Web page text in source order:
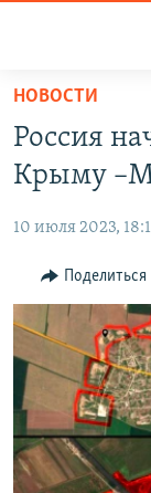
Вернуться
основному
содержанию
Вернутся
навигации
Вернутся
поиску
КАРТА ВОЕННЫХ
11 ЛЕТ
ВОДА
ИСТОРИЯ
ЕЩЕ
ИНТЕРАКТИВ
ИНФОГРАФИКА
ТЕЛЕПРОЕКТ
СОВЕТЫ
ПРОПАВШИЕ БЕЗ
РАДІО
КАК ОБОЙТИ
Українською
Qırımtatar
НОВОСТИ
Россия
Крыму
10 июля 2023,
Поделиться